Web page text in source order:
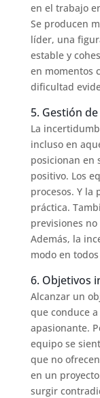
en el trabajo
Se producen
líder, una
estable y
en momentos
dificultad
5. Gestión
La
incluso en
posicionan en
positivo. Los
procesos. Y la
práctica.
previsiones
Además, la
modo en
6. Objetivos
Alcanzar un
que conduce
apasionante.
equipo se
que no
en un
surgir